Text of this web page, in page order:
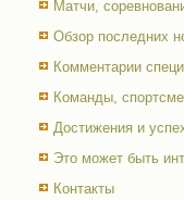
Матчи,
Обзор последних
Комментарии
Команды,
Достижения и
Это может быть
Контакты